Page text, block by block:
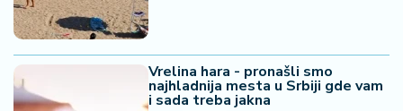
Vrelina hara - pronašli smo
najhladnija mesta u Srbiji gde vam
i sada treba jakna